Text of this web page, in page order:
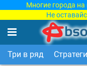
Многие города
Не
Три в ряд